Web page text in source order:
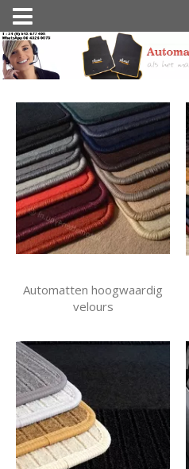
Nav
activeren
door
inhoud
Automatten hoogwaardig
velours